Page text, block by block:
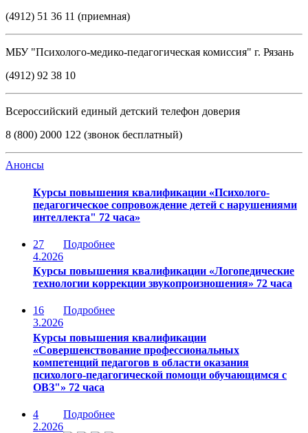
(4912) 51 36 11 (приемная)
МБУ "Психолого-медико-педагогическая комиссия" г. Рязань
(4912) 92 38 10
Всероссийский единый детский телефон доверия
8 (800) 2000 122 (звонок бесплатный)
Анонсы
Курсы повышения квалификации «Психолого-
педагогическое сопровождение детей с нарушениями
интеллекта" 72 часа»
27
4.2026
Подробнее
Курсы повышения квалификации «Логопедические
технологии коррекции звукопроизношения» 72 часа
16
3.2026
Подробнее
Курсы повышения квалификации
«Совершенствование профессиональных
компетенций педагогов в области оказания
психолого-педагогической помощи обучающимся с
ОВЗ"» 72 часа
4
2.2026
Подробнее